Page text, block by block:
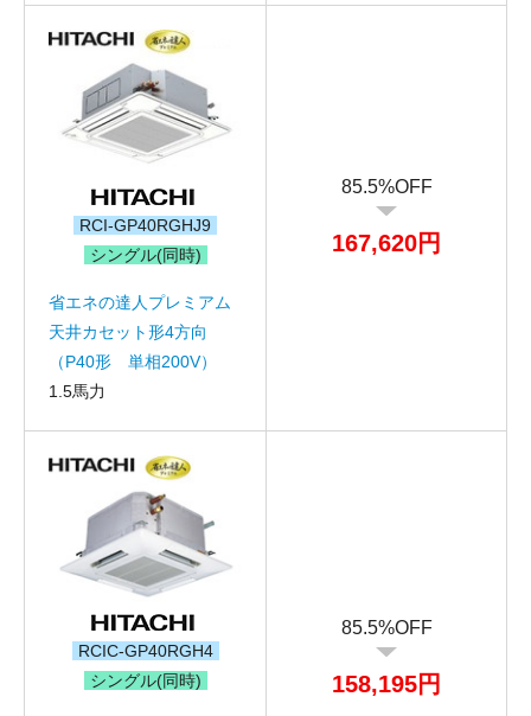
RCI-GP40RGHJ9
シングル(同時)
省エネの達人プレミアム
天井カセット形4方向
（P40形 単相200V）
1.5馬力
85.5%OFF
167,620円
RCIC-GP40RGH4
シングル(同時)
85.5%OFF
158,195円